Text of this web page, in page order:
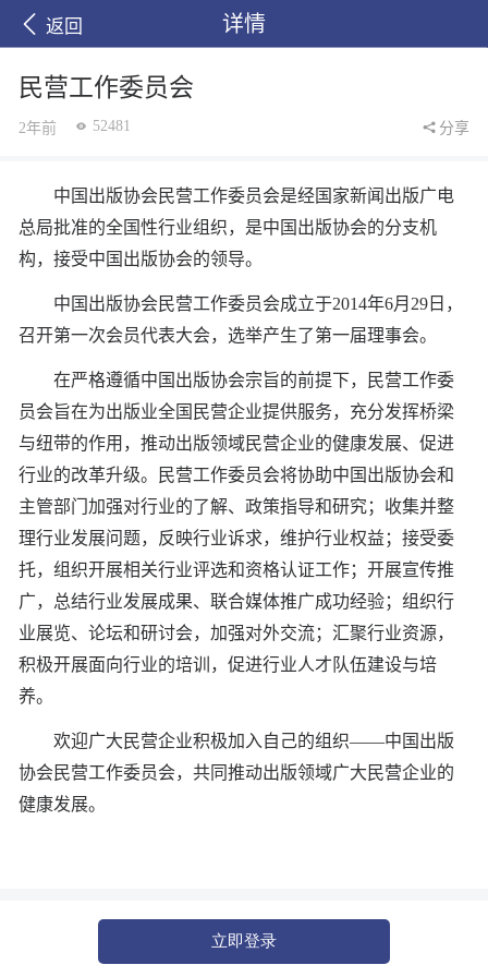
返回 详情
民营工作委员会
2年前 52481 分享
中国出版协会民营工作委员会是经国家新闻出版广电
总局批准的全国性行业组织，是中国出版协会的分支机
构，接受中国出版协会的领导。
中国出版协会民营工作委员会成立于2014年6月29日，
召开第一次会员代表大会，选举产生了第一届理事会。
在严格遵循中国出版协会宗旨的前提下，民营工作委
员会旨在为出版业全国民营企业提供服务，充分发挥桥梁
与纽带的作用，推动出版领域民营企业的健康发展、促进
行业的改革升级。民营工作委员会将协助中国出版协会和
主管部门加强对行业的了解、政策指导和研究；收集并整
理行业发展问题，反映行业诉求，维护行业权益；接受委
托，组织开展相关行业评选和资格认证工作；开展宣传推
广，总结行业发展成果、联合媒体推广成功经验；组织行
业展览、论坛和研讨会，加强对外交流；汇聚行业资源，
积极开展面向行业的培训，促进行业人才队伍建设与培
养。
欢迎广大民营企业积极加入自己的组织——中国出版
协会民营工作委员会，共同推动出版领域广大民营企业的
健康发展。
立即登录